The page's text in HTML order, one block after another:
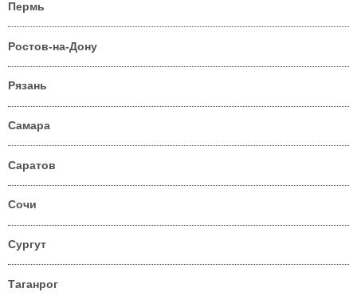
Пермь
Ростов-на-Дону
Рязань
Самара
Саратов
Сочи
Сургут
Таганрог